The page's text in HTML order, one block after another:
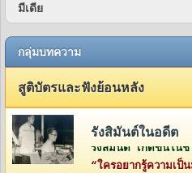
มีเดีย
กลุ่มบทความ
สูติบัตรและฟังย้อนหลัง
รังสิมันต์ในอดีต